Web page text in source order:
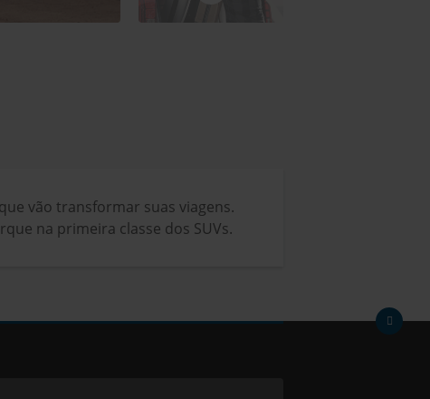
vão transformar suas viagens.
na primeira classe dos SUVs.